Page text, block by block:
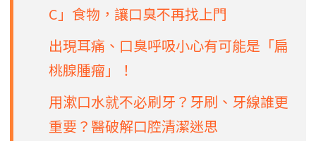
C」食物，讓口臭不再找上門
出現耳痛、口臭呼吸小心有可能是「扁
桃腺腫瘤」！
用漱口水就不必刷牙？牙刷、牙線誰更
重要？醫破解口腔清潔迷思